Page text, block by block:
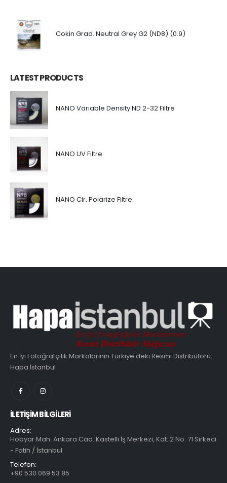
Cokin Grad. Neutral Grey G2 (ND8) (0.9)
LATEST PRODUCTS
NANO Variable Density ND 2-32 Filtre
NANO UV Filtre
NANO Cir. Polarize Filtre
En İyi Fotoğrafçılık Markalarının Türkiye'deki Resmi Distribütörü:
Hapa İstanbul
İLETIŞIM BILGILERI
Adres:
Hobyar Mah. Ankara Cad. Kastelli İş Merkezi, Kat: 2 No: 71 Sirkeci
- Fatih / İstanbul
Telefon:
+90 530 069 53 85